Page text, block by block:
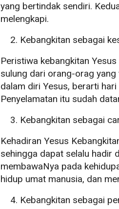
yang bertindak sendiri.
melengkapi.
Kebangkitan sebagai
Peristiwa kebangkitan
sulung dari orang-orag
dalam diri Yesus, berarti
Penyelamatan itu sudah
Kebangkitan sebagai
Kehadiran Yesus
sehingga dapat selalu hadir
membawaNya pada
hidup umat manusia, dan
Kebangkitan sebagai